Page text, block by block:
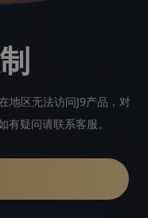
地区无法访问J9产品，对
疑问请联系客服。